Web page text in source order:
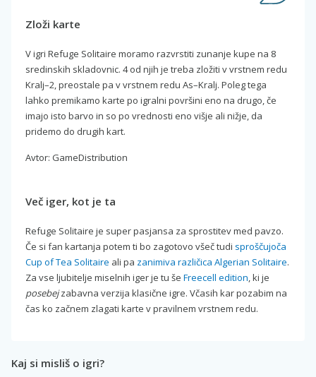
Zloži karte
V igri Refuge Solitaire moramo razvrstiti zunanje kupe na 8
sredinskih skladovnic. 4 od njih je treba zložiti v vrstnem redu
Kralj–2, preostale pa v vrstnem redu As–Kralj. Poleg tega
lahko premikamo karte po igralni površini eno na drugo, če
imajo isto barvo in so po vrednosti eno višje ali nižje, da
pridemo do drugih kart.
Avtor: GameDistribution
Več iger, kot je ta
Refuge Solitaire je super pasjansa za sprostitev med pavzo.
Če si fan kartanja potem ti bo zagotovo všeč tudi sproščujoča
Cup of Tea Solitaire ali pa zanimiva različica Algerian Solitaire.
Za vse ljubitelje miselnih iger je tu še Freecell edition, ki je
posebejzabavna verzija klasične igre. Včasih kar pozabim na
čas ko začnem zlagati karte v pravilnem vrstnem redu.
Kaj si misliš o igri?